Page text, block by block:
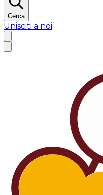
Cerca
Unisciti a noi